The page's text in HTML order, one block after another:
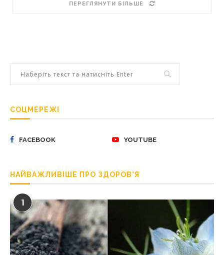
ПЕРЕГЛЯНУТИ БІЛЬШЕ
СОЦМЕРЕЖІ
FACEBOOK YOUTUBE
НАЙВАЖЛИВІШЕ ПРО ЗДОРОВ’Я
1